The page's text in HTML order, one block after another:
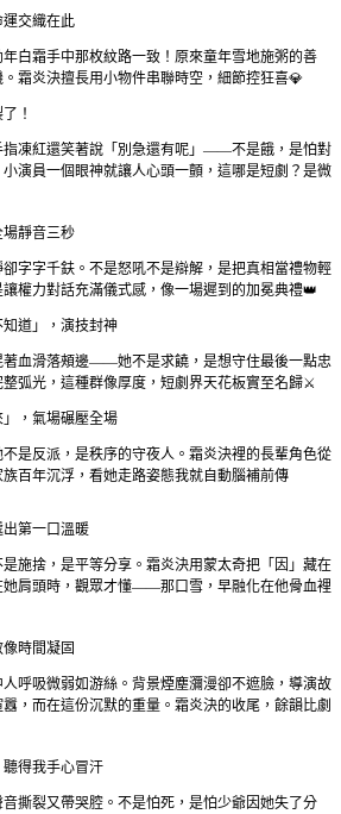
交織在此
白霜手中那枚紋路一致！原來童年雪地施粥的善
霜炎決擅長用小物件串聯時空，細節控狂喜💎
！
指凍紅還笑著說「別急還有呢」——不是餓，是怕對
演員一個眼神就讓人心頭一顫，這哪是短劇？是微
靜音三秒
字字千鈇。不是怒吼不是辯解，是把真相當禮物輕
權力對話充滿儀式感，像一場遲到的加冕典禮👑
道」，演技封神
著血滑落頰邊——她不是求饒，是想守住最後一點忠
弧光，這種群像厚度，短劇界天花板實至名歸⚔️
，氣場碾壓全場
是反派，是秩序的守夜人。霜炎決裡的長輩角色從
百年沉浮，看她走路姿態我就自動腦補前傳
第一口溫暖
施捨，是平等分享。霜炎決用蒙太奇把「因」藏在
她肩頭時，觀眾才懂——那口雪，早融化在他骨血裡
時間凝固
呼吸微弱如游絲。背景煙塵瀰漫卻不遮臉，導演故
，而在這份沉默的重量。霜炎決的收尾，餘韻比劇
得我手心冒汗
撕裂又帶哭腔。不是怕死，是怕少爺因她失了分